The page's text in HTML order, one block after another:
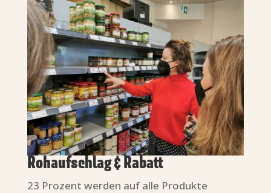
Rohaufschlag & Rabatt
23 Prozent werden auf alle Produkte